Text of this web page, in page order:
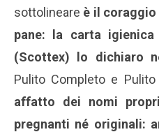
sottolineare è il coraggio
pane: la carta
(Scottex) lo dichiaro
Pulito Completo e Pulito
affatto dei nomi
pregnanti né originali: